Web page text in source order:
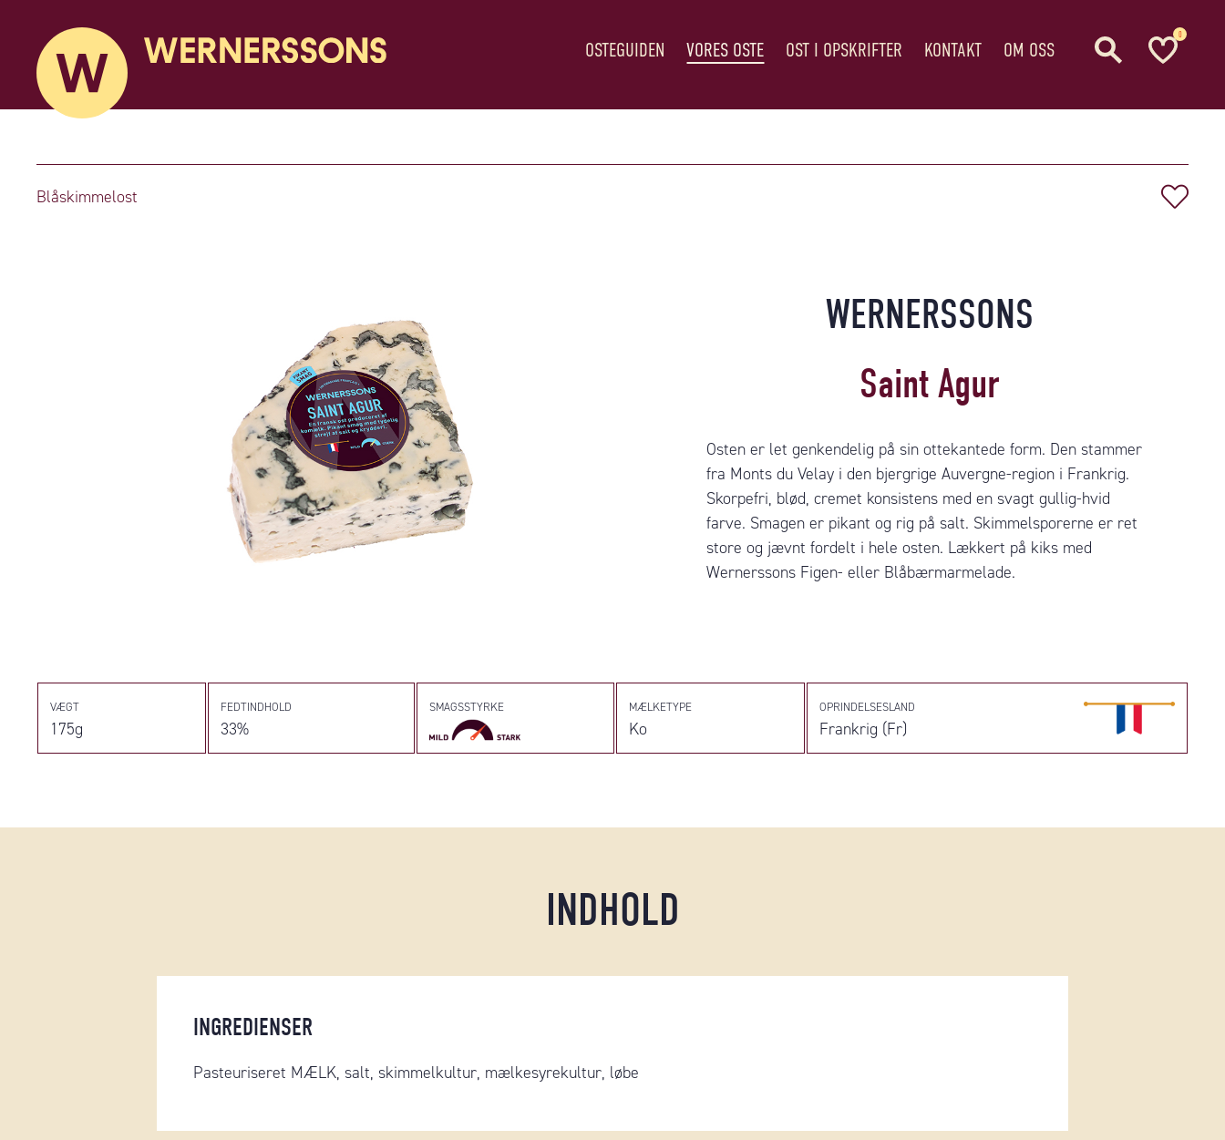
OSTEGUIDEN VORES OSTE OST I OPSKRIFTER KONTAKT OM OSS
0
Blåskimmelost
WERNERSSONS
Saint Agur
Osten er let genkendelig på sin ottekantede form. Den stammer
fra Monts du Velay i den bjergrige Auvergne-region i Frankrig.
Skorpefri, blød, cremet konsistens med en svagt gullig-hvid
farve. Smagen er pikant og rig på salt. Skimmelsporerne er ret
store og jævnt fordelt i hele osten. Lækkert på kiks med
Wernerssons Figen- eller Blåbærmarmelade.
VÆGT
175g
FEDTINDHOLD
33%
SMAGSSTYRKE MÆLKETYPE
Ko
OPRINDELSESLAND
Frankrig (Fr)
INDHOLD
INGREDIENSER
Pasteuriseret MÆLK, salt, skimmelkultur, mælkesyrekultur, løbe